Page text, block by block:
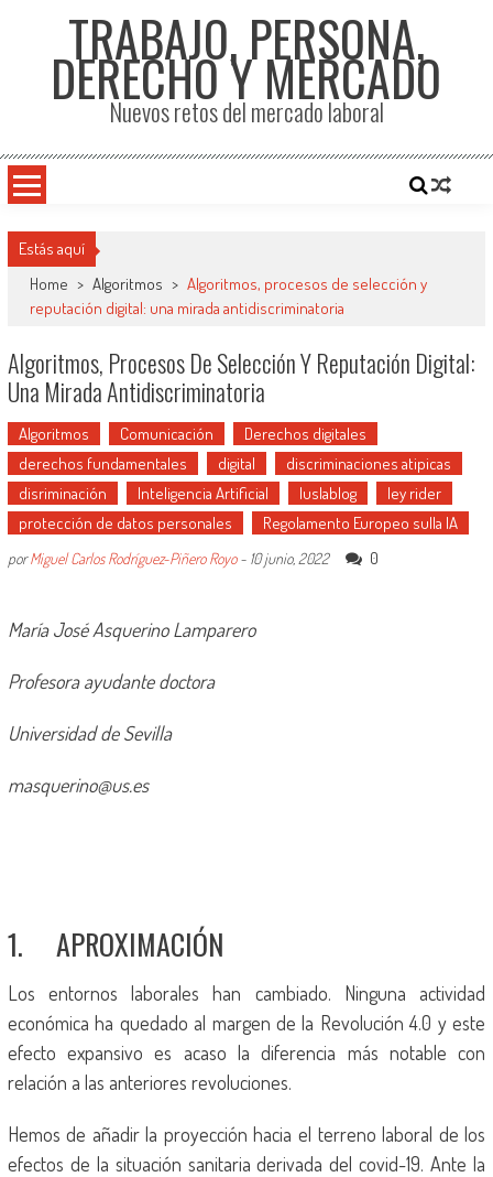
TRABAJO, PERSONA,
DERECHO Y MERCADO
Nuevos retos del mercado laboral
Estás aquí
Home > Algoritmos > Algoritmos, procesos de selección y
reputación digital: una mirada antidiscriminatoria
Algoritmos, Procesos De Selección Y Reputación Digital:
Una Mirada Antidiscriminatoria
Algoritmos Comunicación
Derechos digitales
derechos fundamentales
digital
discriminaciones atipicas
disriminación
Inteligencia Artificial Iuslablog
ley rider
protección de datos personales
Regolamento Europeo sulla IA
porMiguel Carlos Rodríguez-Piñero Royo- 10 junio, 2022 0
María José Asquerino Lamparero
Profesora ayudante doctora
Universidad de Sevilla
masquerino@us.es
1. APROXIMACIÓN
Los entornos laborales han cambiado. Ninguna actividad
económica ha quedado al margen de la Revolución 4.0 y este
efecto expansivo es acaso la diferencia más notable con
relación a las anteriores revoluciones.
Hemos de añadir la proyección hacia el terreno laboral de los
efectos de la situación sanitaria derivada del covid-19. Ante la